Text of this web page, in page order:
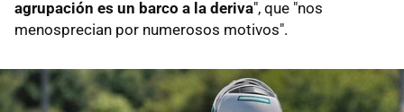
agrupación es un barco a la deriva", que "nos
menosprecian por numerosos motivos".